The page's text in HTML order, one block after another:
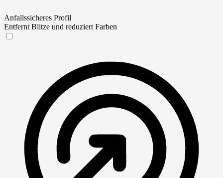
Anfallssicheres Profil
Entfernt Blitze und reduziert Farben